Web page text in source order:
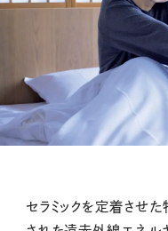
セラミックを定着させ